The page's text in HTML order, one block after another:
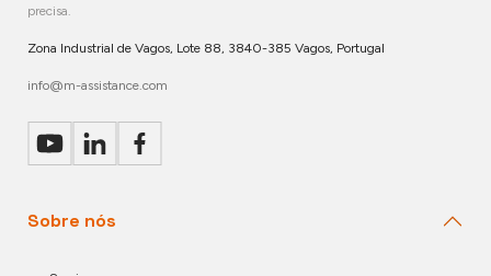
precisa.
Zona Industrial de Vagos, Lote 88, 3840-385 Vagos, Portugal
info@m-assistance.com
Sobre nós